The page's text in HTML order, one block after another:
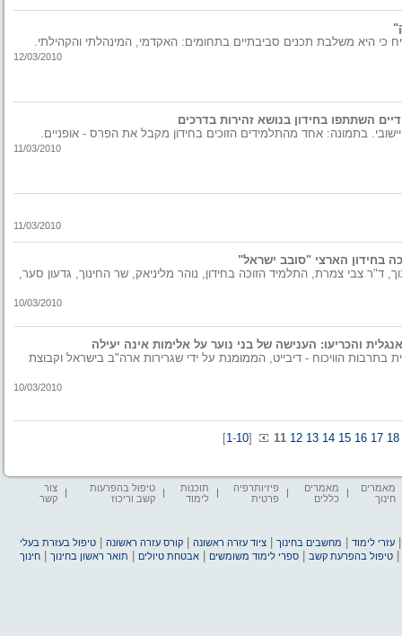
היא משלבת תכנים סביבתיים בתחומים: האקדמי, המינהלתי והקהילתי.
12/03/2010
השתתפו בחידון בנושא זהירות בדרכים
בתמונה: אחד מהתלמידים הזוכים בחידון מקבל את הפרס - אופניים.
11/03/2010
11/03/2010
בחידון הארצי "סובב ישראל"
ד"ר צבי צמרת, התלמיד הזוכה בחידון, נוהר מליניאק, שר החינוך, גדעון סער,
10/03/2010
והכריעו: הענישה של בני נוער על אלימות אינה יעילה
בתרבות הוויכוח - דיבייט, הממומנת על ידי שגרירות ארה"ב בישראל וקבוצת
10/03/2010
[1-10] 11 12 13 14 15 16 17 18
מאמרים
חינוך
מאמרים
כללים
פיזיותרפיה
פרטית
תוכנות
לימוד
טיפול בהפרעות
קשב וריכוז
צור
קשר
עזרי לימוד מחשבים בחינוך |ציוד עזרה ראשונה |קורס עזרה ראשונה |טיפול בעזרת בעלי
|טיפול בהפרעת קשב |ספרי לימוד משומשים |אבטחת טיולים תואר ראשון בחינוך |חינוך